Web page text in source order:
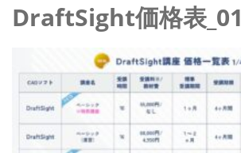
DraftSight価格表_01